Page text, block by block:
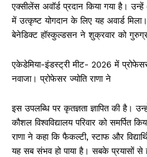
एक्सीलेंस अवॉर्ड प्रदान किया गया है।
में उत्कृष्ट योगदान के लिए यह अवार्ड
बेनेडिक्ट हॉस्कुल्डसन ने शुक्रवार को
एकेडेमिया-इंडस्ट्री मीट- 2026 में प्रोफेसर
नवाजा। प्रोफेसर ज्योति राणा ने
इस उपलब्धि पर कृतज्ञता ज्ञापित की है।
कौशल विश्वविद्यालय परिवार को समर्पित
राणा ने कहा कि फैकल्टी, स्टाफ और
यह सब संभव हो पाया है। सबके प्रयासों से